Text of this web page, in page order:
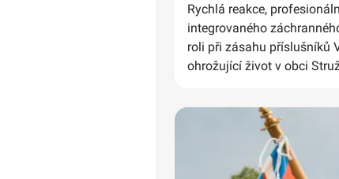
Rychlá reakce,
integrovaného
roli při zásahu příslušníků
ohrožující život v obci